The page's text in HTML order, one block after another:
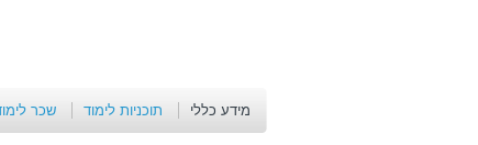
מידע כללי תוכניות לימוד שכר